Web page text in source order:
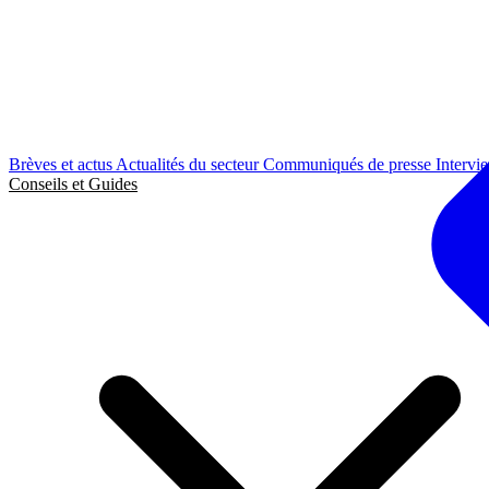
Brèves et actus Actualités du secteurCommuniqués de presse
Conseils et Guides